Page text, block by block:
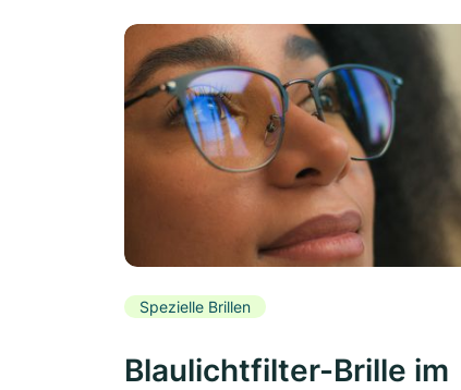
Spezielle Brillen
Blaulichtfilter-Brille im